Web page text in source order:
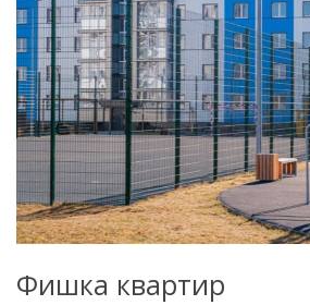
Фишка квартир